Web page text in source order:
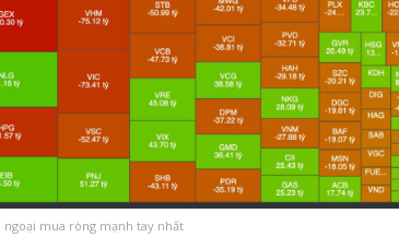
ngoại mua ròng mạnh tay nhất